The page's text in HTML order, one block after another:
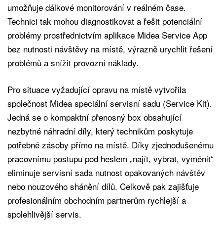
umožňuje dálkové monitorování v reálném čase.
Technici tak mohou diagnostikovat a řešit potenciální
problémy prostřednictvím aplikace Midea Service App
bez nutnosti návštěvy na místě, výrazně urychlit řešení
problémů a snížit provozní náklady.
Pro situace vyžadující opravu na místě vytvořila
společnost Midea speciální servisní sadu (Service Kit).
Jedná se o kompaktní přenosný box obsahující
nezbytné náhradní díly, který technikům poskytuje
potřebné zásoby přímo na místě. Díky zjednodušenému
pracovnímu postupu pod heslem „najít, vybrat, vyměnit“
eliminuje servisní sada nutnost opakovaných návštěv
nebo nouzového shánění dílů. Celkově pak zajišťuje
profesionálním obchodním partnerům rychlejší a
spolehlivější servis.